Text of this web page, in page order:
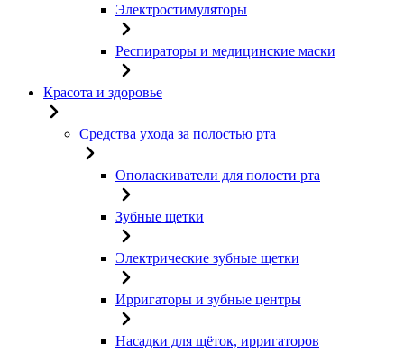
Электростимуляторы
Респираторы и медицинские маски
Красота и здоровье
Средства ухода за полостью рта
Ополаскиватели для полости рта
Зубные щетки
Электрические зубные щетки
Ирригаторы и зубные центры
Насадки для щёток, ирригаторов